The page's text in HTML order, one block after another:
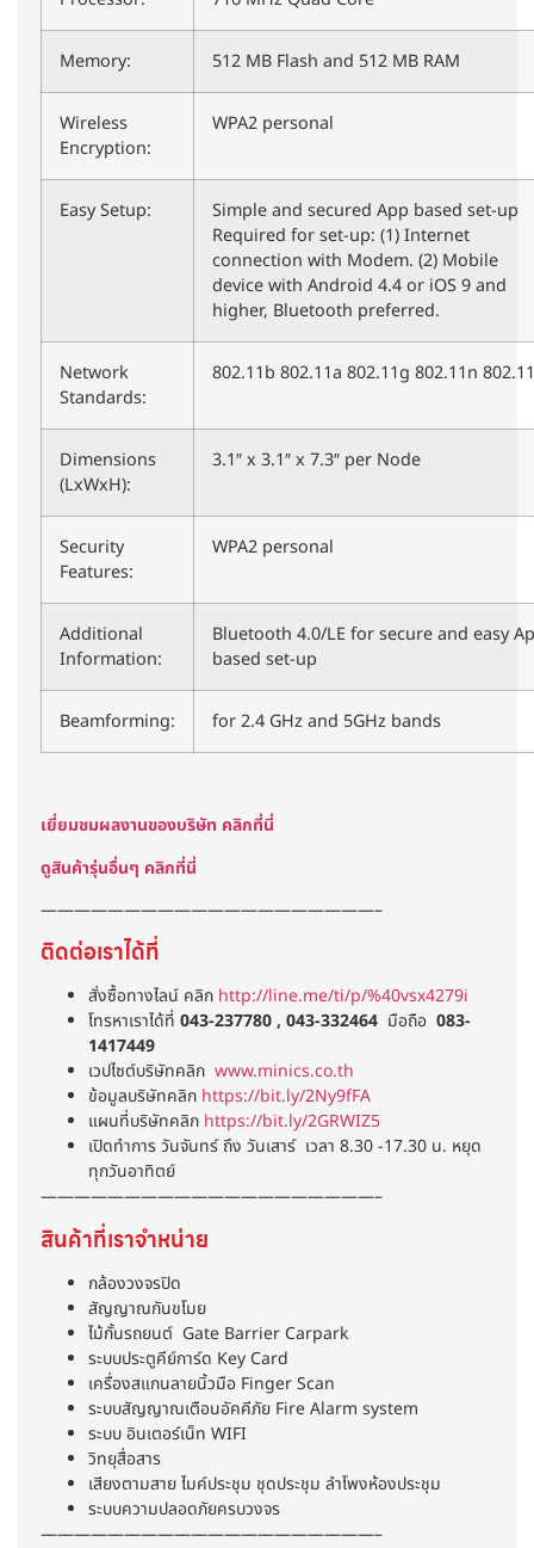
Memory: 512 MB Flash and 512 MB RAM
Wireless
Encryption:
WPA2 personal
Easy Setup:
Simple and secured App based set-up
Required for set-up: (1) Internet
connection with Modem. (2) Mobile
device with Android 4.4 or iOS 9 and
higher, Bluetooth preferred.
Network
Standards:
802.11b 802.11a 802.11g 802.11n
Dimensions
(LxWxH):
3.1″ x 3.1″ x 7.3″ per Node
Security
Features:
WPA2 personal
Additional
Information:
Bluetooth 4.0/LE for secure and easy
based set-up
Beamforming: for 2.4 GHz and 5GHz bands
เยี่ยมชมผลงานของบริษัท คลิกที่นี่
ดูสินค้ารุ่นอื่นๆ คลิกที่นี่
————————————————————–
ติดต่อเราได้ที่
สั่งซื้อทางไลน์ คลิก http://line.me/ti/p/%40vsx4279i
โทรหาเราได้ที่ 043-237780 , 043-332464 มือถือ 083-
1417449
เวปไซต์บริษัทคลิก www.minics.co.th
ข้อมูลบริษัทคลิก https://bit.ly/2Ny9fFA
แผนที่บริษัทคลิก https://bit.ly/2GRWIZ5
เปิดทำการ วันจันทร์ ถึง วันเสาร์ เวลา 8.30 -17.30 น. หยุด
ทุกวันอาทิตย์
————————————————————–
สินค้าที่เราจำหน่าย
กล้องวงจรปิด
สัญญาณกันขโมย
ไม้กั้นรถยนต์ Gate Barrier Carpark
ระบบประตูคีย์การ์ด Key Card
เครื่องสแกนลายนิ้วมือ Finger Scan
ระบบสัญญาณเตือนอัคคีภัย Fire Alarm system
ระบบ อินเตอร์เน็ท WIFI
วิทยุสื่อสาร
เสียงตามสาย ไมค์ประชุม ชุดประชุม ลำโพงห้องประชุม
ระบบความปลอดภัยครบวงจร
————————————————————–